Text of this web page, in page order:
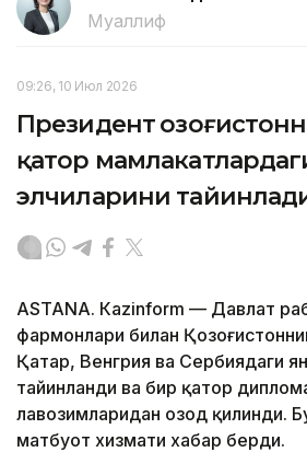
Муаллиф
09:26, 10 Июл 2026
Президент
қатор
элчиларини
ASTANА. Кazinform — Давлат
фармонлари билан
Қатар, Венгрия ва Сербиядаги
тайинланди ва бир қатор
лавозимларидан озод қилинди.
матбуот хизмати хабар берди.